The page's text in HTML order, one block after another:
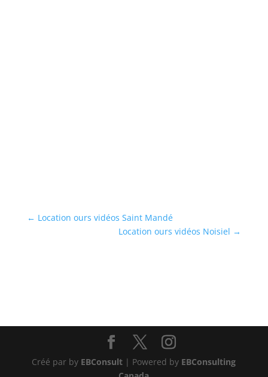
← Location ours vidéos Saint Mandé
Location ours vidéos Noisiel →
Créé par by EBConsult | Powered by EBConsulting